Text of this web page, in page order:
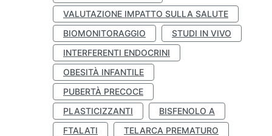
VALUTAZIONE IMPATTO SULLA SALUTE
BIOMONITORAGGIO
STUDI IN VIVO
INTERFERENTI ENDOCRINI
OBESITÀ INFANTILE
PUBERTÀ PRECOCE
PLASTICIZZANTI
BISFENOLO A
FTALATI
TELARCA PREMATURO